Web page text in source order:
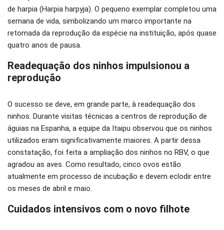
de harpia (Harpia harpyja). O pequeno exemplar completou uma
semana de vida, simbolizando um marco importante na
retomada da reprodução da espécie na instituição, após quase
quatro anos de pausa.
Readequação dos ninhos impulsionou a
reprodução
O sucesso se deve, em grande parte, à readequação dos
ninhos. Durante visitas técnicas a centros de reprodução de
águias na Espanha, a equipe da Itaipu observou que os ninhos
utilizados eram significativamente maiores. A partir dessa
constatação, foi feita a ampliação dos ninhos no RBV, o que
agradou as aves. Como resultado, cinco ovos estão
atualmente em processo de incubação e devem eclodir entre
os meses de abril e maio.
Cuidados intensivos com o novo filhote